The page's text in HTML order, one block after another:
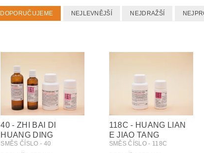
DOPORUČUJEME NEJLEVNĚJŠÍ NEJDRAŽŠÍ
40 - ZHI BAI DI
HUANG DING
SMĚS ČÍSLO - 40
118C - HUANG LIAN
E JIAO TANG
SMĚS ČÍSLO - 118C